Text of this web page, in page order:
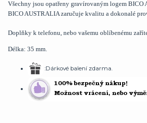
Všechny jsou opatřeny gravírovaným logem BICO
BICO AUSTRALIA zaručuje kvalitu a dokonalé
Doplňky k telefonu, nebo vašemu oblíbenému
Délka: 35 mm.
:Dárkové balení zdarma.